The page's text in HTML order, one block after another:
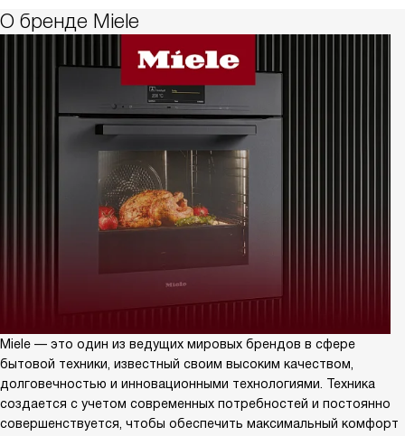
О бренде Miele
Miele — это один из ведущих мировых брендов в сфере
бытовой техники, известный своим высоким качеством,
долговечностью и инновационными технологиями. Техника
создается с учетом современных потребностей и постоянно
совершенствуется, чтобы обеспечить максимальный комфорт